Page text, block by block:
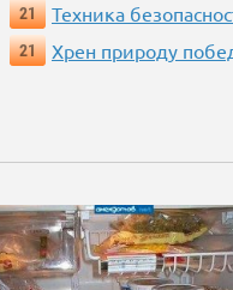
21
Техника
21
Хрен природу